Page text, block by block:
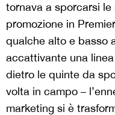
tornava a sporcarsi le
promozione in
qualche alto e basso
accattivante una
dietro le quinte da
volta in campo –
marketing si è